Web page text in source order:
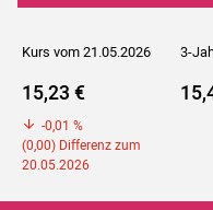
Kurs vom 21.05.2026 3-
15,23 €
-0,01 %
(0,00) Differenz zum
20.05.2026